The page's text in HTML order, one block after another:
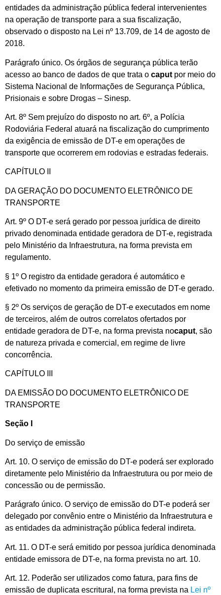
entidades da administração pública federal intervenientes
na operação de transporte para a sua fiscalização,
observado o disposto na Lei nº 13.709, de 14 de agosto de
2018.
Parágrafo único. Os órgãos de segurança pública terão
acesso ao banco de dados de que trata o caput por meio do
Sistema Nacional de Informações de Segurança Pública,
Prisionais e sobre Drogas – Sinesp.
Art. 8º Sem prejuízo do disposto no art. 6º, a Polícia
Rodoviária Federal atuará na fiscalização do cumprimento
da exigência de emissão de DT-e em operações de
transporte que ocorrerem em rodovias e estradas federais.
CAPÍTULO II
DA GERAÇÃO DO DOCUMENTO ELETRÔNICO DE
TRANSPORTE
Art. 9º O DT-e será gerado por pessoa jurídica de direito
privado denominada entidade geradora de DT-e, registrada
pelo Ministério da Infraestrutura, na forma prevista em
regulamento.
§ 1º O registro da entidade geradora é automático e
efetivado no momento da primeira emissão de DT-e gerado.
§ 2º Os serviços de geração de DT-e executados em nome
de terceiros, além de outros correlatos ofertados por
entidade geradora de DT-e, na forma prevista nocaput, são
de natureza privada e comercial, em regime de livre
concorrência.
CAPÍTULO III
DA EMISSÃO DO DOCUMENTO ELETRÔNICO DE
TRANSPORTE
Seção I
Do serviço de emissão
Art. 10. O serviço de emissão do DT-e poderá ser explorado
diretamente pelo Ministério da Infraestrutura ou por meio de
concessão ou de permissão.
Parágrafo único. O serviço de emissão do DT-e poderá ser
delegado por convênio entre o Ministério da Infraestrutura e
as entidades da administração pública federal indireta.
Art. 11. O DT-e será emitido por pessoa jurídica denominada
entidade emissora de DT-e, na forma prevista no art. 10.
Art. 12. Poderão ser utilizados como fatura, para fins de
emissão de duplicata escritural, na forma prevista na Lei nº